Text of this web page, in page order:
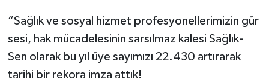
“Sağlık ve sosyal hizmet profesyonellerimizin gür
sesi, hak mücadelesinin sarsılmaz kalesi Sağlık-
Sen olarak bu yıl üye sayımızı 22.430 artırarak
tarihi bir rekora imza attık!